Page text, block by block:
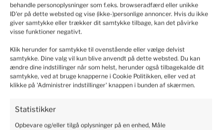
behandle personoplysninger som f.eks. browseradfærd eller unikke
ID'er på dette websted og vise (ikke-)personlige annoncer. Hvis du ikke
giver samtykke eller trækker dit samtykke tilbage, kan det påvirke
visse funktioner negativt.
Klik herunder for samtykke til ovenstående eller vælge delvist
samtykke. Dine valg vil kun blive anvendt på dette websted. Du kan
ændre dine indstillinger når som helst, herunder også tilbagekalde dit
samtykke, ved at bruge knapperne i Cookie Politikken, eller ved at
klikke på 'Administrer indstillinger' knappen i bunden af skærmen.
Statistikker
Opbevare og/eller tilgå oplysninger på en enhed, Måle
Customers reviews
How do we collect reviews?
Marianne
5
2024-06-10